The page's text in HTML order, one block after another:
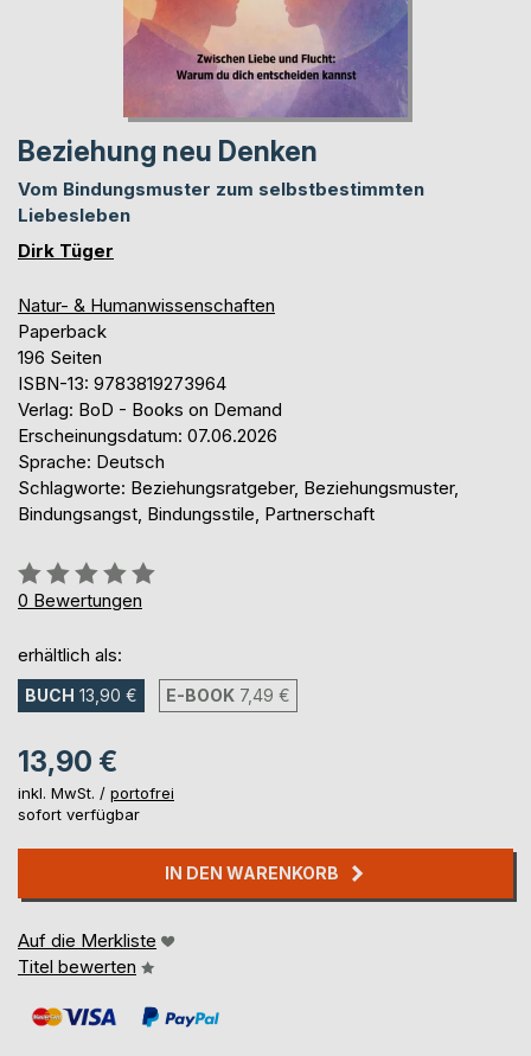
Beziehung neu Denken
Vom Bindungsmuster zum selbstbestimmten
Liebesleben
Dirk Tüger
Natur- & Humanwissenschaften
Paperback
196 Seiten
ISBN-13: 9783819273964
Verlag: BoD - Books on Demand
Erscheinungsdatum: 07.06.2026
Sprache: Deutsch
Schlagworte: Beziehungsratgeber, Beziehungsmuster,
Bindungsangst, Bindungsstile, Partnerschaft
Bewertung::
0%
0 Bewertungen
erhältlich als:
BUCH 13,90 € E-BOOK 7,49 €
13,90 €
inkl. MwSt. / portofrei
sofort verfügbar
IN DEN WARENKORB
Auf die Merkliste
Titel bewerten